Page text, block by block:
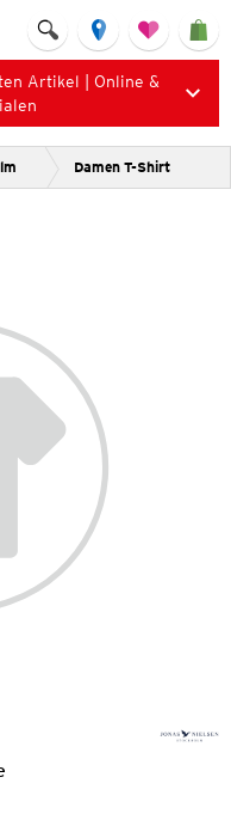
Artikel | Online &
Damen T-Shirt